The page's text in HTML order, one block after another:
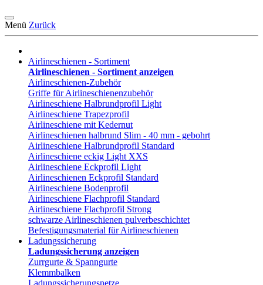
Menü Zurück
Airlineschienen - Sortiment
Airlineschienen - Sortiment anzeigen
Airlineschienen-Zubehör
Griffe für Airlineschienenzubehör
Airlineschiene Halbrundprofil Light
Airlineschiene Trapezprofil
Airlineschiene mit Kedernut
Airlineschienen halbrund Slim - 40 mm - gebohrt
Airlineschiene Halbrundprofil Standard
Airlineschiene eckig Light XXS
Airlineschiene Eckprofil Light
Airlineschienen Eckprofil Standard
Airlineschiene Bodenprofil
Airlineschiene Flachprofil Standard
Airlineschiene Flachprofil Strong
schwarze Airlineschienen pulverbeschichtet
Befestigungsmaterial für Airlineschienen
Ladungssicherung
Ladungssicherung anzeigen
Zurrgurte & Spanngurte
Klemmbalken
Ladungssicherungsnetze